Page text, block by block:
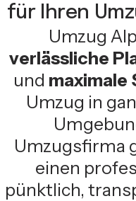
für Ihren
Umzug
verlässliche
und maximale
Umzug in
Umzugsfirma
einen
pünktlich,